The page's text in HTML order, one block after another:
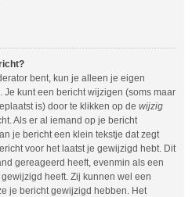
bent, kun je alleen je eigen
kunt een bericht wijzigen (soms maar
is) door te klikken op de wijzig
Als er al iemand op je bericht
je bericht een klein tekstje dat zegt
voor het laatst je gewijzigd hebt. Dit
gereageerd heeft, evenmin als een
heeft. Zij kunnen wel een
je bericht gewijzigd hebben. Het